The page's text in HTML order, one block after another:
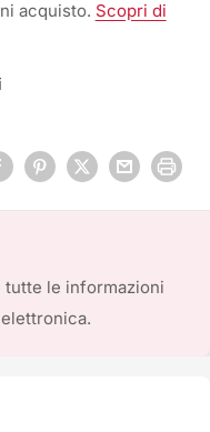
acquisto. Scopri di
le informazioni